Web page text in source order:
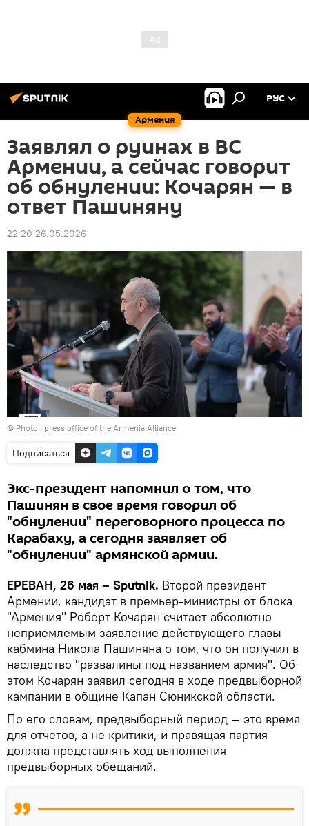
Армения
РУС
Заявлял о руинах в ВС
Армении, а сейчас говорит
об обнулении: Кочарян — в
ответ Пашиняну
22:20 26.05.2026
© Photo : press office of the Armenia Alliance
Подписаться
Экс-президент напомнил о том, что
Пашинян в свое время говорил об
"обнулении" переговорного процесса по
Карабаху, а сегодня заявляет об
"обнулении" армянской армии.
ЕРЕВАН, 26 мая – Sputnik․ Второй президент
Армении, кандидат в премьер-министры от блока
"Армения" Роберт Кочарян считает абсолютно
неприемлемым заявление действующего главы
кабмина Никола Пашиняна о том, что он получил в
наследство "развалины под названием армия". Об
этом Кочарян заявил сегодня в ходе предвыборной
кампании в общине Капан Сюникской области.
По его словам, предвыборный период — это время
для отчетов, а не критики, и правящая партия
должна представлять ход выполнения
предвыборных обещаний.